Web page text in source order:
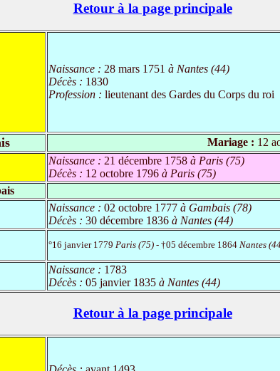
Retour à la page principale
Naissance : 28 mars 1751 à Nantes (44)
Décès : 1830
Profession : lieutenant des Gardes du Corps du roi
Mariage : 12
Naissance : 21 décembre 1758 à Paris (75)
Décès : 12 octobre 1796 à Paris (75)
Naissance : 02 octobre 1777 à Gambais (78)
Décès : 30 décembre 1836 à Nantes (44)
°16 janvier 1779 Paris (75) - †05 décembre 1864 Nantes
Naissance : 1783
Décès : 05 janvier 1835 à Nantes (44)
Retour à la page principale